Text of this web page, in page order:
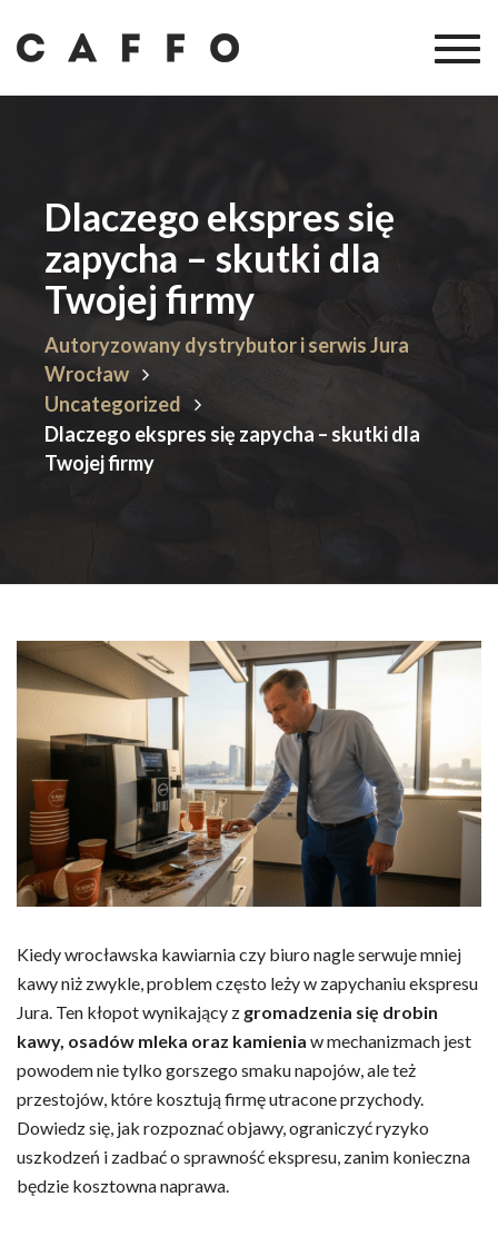
Dlaczego ekspres się
zapycha – skutki dla
Twojej firmy
Autoryzowany dystrybutor i serwis Jura
Wrocław
Uncategorized
Dlaczego ekspres się zapycha – skutki dla
Twojej firmy
Kiedy wrocławska kawiarnia czy biuro nagle serwuje mniej
kawy niż zwykle, problem często leży w zapychaniu ekspresu
Jura. Ten kłopot wynikający z gromadzenia się drobin
kawy, osadów mleka oraz kamienia w mechanizmach jest
powodem nie tylko gorszego smaku napojów, ale też
przestojów, które kosztują firmę utracone przychody.
Dowiedz się, jak rozpoznać objawy, ograniczyć ryzyko
uszkodzeń i zadbać o sprawność ekspresu, zanim konieczna
będzie kosztowna naprawa.